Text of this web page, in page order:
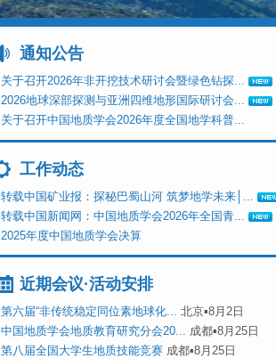
通知公告
关于召开2026年非开挖技术研讨会暨绿色钻探...
2026地球深部探测与亚洲四维地形国际研讨会...
关于召开中国地质学会2026年度全国地学科普...
工作动态
转载中国矿业报：探秘巴蜀山河 筑梦地学未来│...
转载中国新闻网：中国地质学会2026年全国青...
2025年度中国地质学会决算
近期会议·活动安排
第六届“非传统稳定同位素地球化... 北京▪8月2日
中国地质学会地质教育研究分会20... 成都▪8月25日
第八届全国大学生地质技能竞赛 成都▪8月25日